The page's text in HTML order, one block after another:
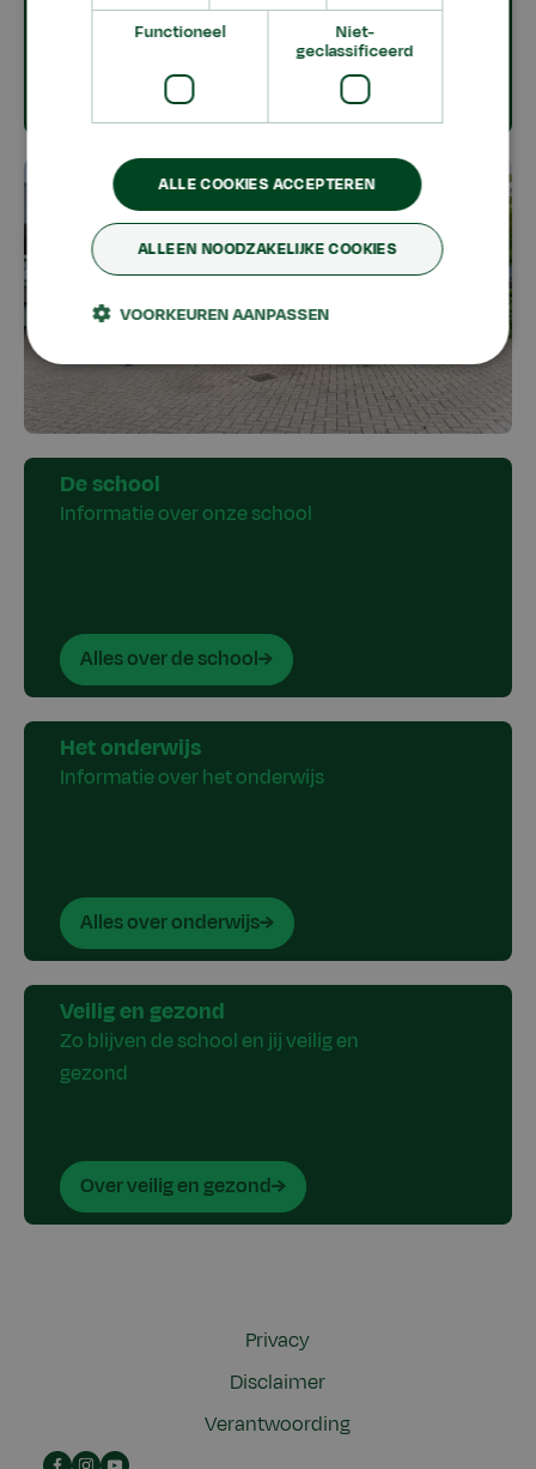
Naar praktische informatie
De school
Informatie over onze school
Alles over de school
Het onderwijs
Informatie over het onderwijs
Alles over onderwijs
Veilig en gezond
Zo blijven de school en jij veilig en
gezond
Over veilig en gezond
Privacy
Disclaimer
Verantwoording
Functioneel
Niet-
geclassificeerd
ALLE COOKIES ACCEPTEREN
ALLEEN NOODZAKELIJKE COOKIES
VOORKEUREN AANPASSEN